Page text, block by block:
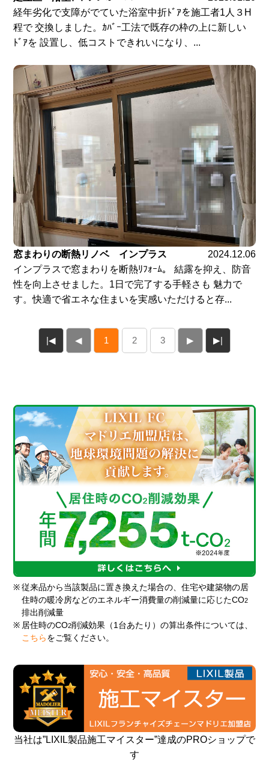
経年劣化で支障がでていた浴室中折ﾄﾞｱを施工者1人３H
程で 交換しました。ｶﾊﾞｰ工法で既存の枠の上に新しい
ﾄﾞｱを 設置し、低コストできれいになり、...
窓まわりの断熱リノベ インプラス
2024.12.06
インプラスで窓まわりを断熱ﾘﾌｫｰﾑ。 結露を抑え、防音
性を向上させました。1日で完了する手軽さも 魅力で
す。快適で省エネな住まいを実感いただけると存...
|◀ ◀ 1 2 3 ▶ ▶|
※ 従来品から当該製品に置き換えた場合の、住宅や建築物の居
住時の暖冷房などのエネルギー消費量の削減量に応じたCO2
排出削減量
※ 居住時のCO2削減効果（1台あたり）の算出条件については、
こちら をご覧ください。
当社は”LIXIL製品施工マイスター”達成のPROショップで
す